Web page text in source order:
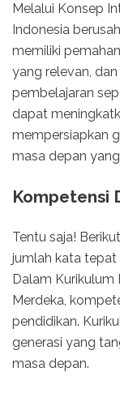
Melalui Konsep
Indonesia
memiliki
yang relevan,
pembelajaran
dapat
mempersiapkan
masa depan
Kompetensi
Tentu saja!
jumlah kata
Dalam Kurikulum
Merdeka,
pendidikan.
generasi yang
masa depan.